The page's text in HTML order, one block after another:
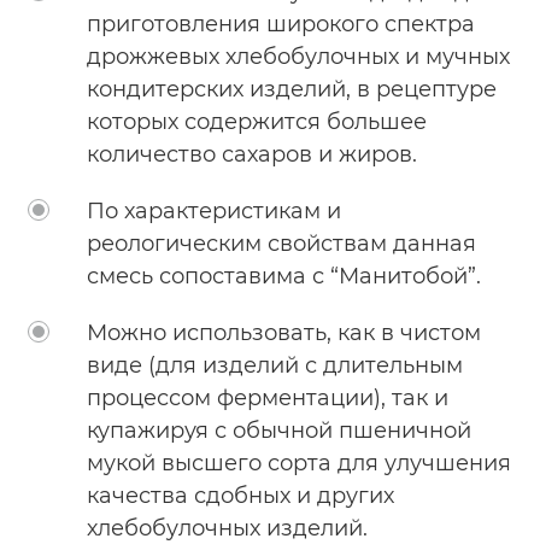
приготовления широкого спектра
дрожжевых хлебобулочных и мучных
кондитерских изделий, в рецептуре
которых содержится большее
количество сахаров и жиров.
По характеристикам и
реологическим свойствам данная
смесь сопоставима с “Манитобой”.
Можно использовать, как в чистом
виде (для изделий с длительным
процессом ферментации), так и
купажируя с обычной пшеничной
мукой высшего сорта для улучшения
качества сдобных и других
хлебобулочных изделий.